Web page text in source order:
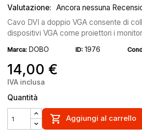
Valutazione: Ancora nessuna
Cavo DVI a doppio VGA consente di
dispositivi VGA come proiettori i monitor
Marca: DOBO ID: 1976
14,00 €
IVA inclusa
Quantità
 Aggiungi al carrello